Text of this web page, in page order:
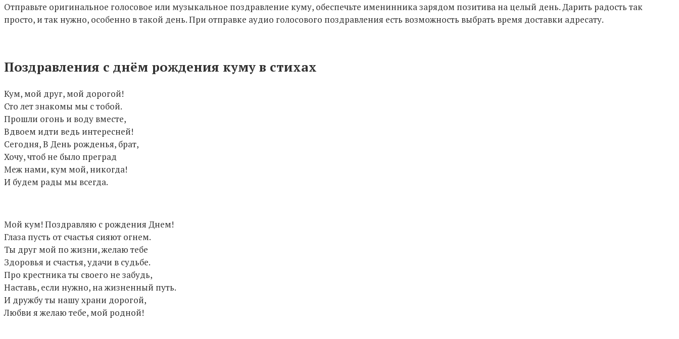
Отправьте оригинальное голосовое или музыкальное поздравление куму, обеспечьте именинника зарядом позитива на целый день. Дарить радость так
просто, и так нужно, особенно в такой день. При отправке аудио голосового поздравления есть возможность выбрать время доставки адресату.
Поздравления с днём рождения куму в стихах
Кум, мой друг, мой дорогой!
Сто лет знакомы мы с тобой.
Прошли огонь и воду вместе,
Вдвоем идти ведь интересней!
Сегодня, В День рожденья, брат,
Хочу, чтоб не было преград
Меж нами, кум мой, никогда!
И будем рады мы всегда.
Мой кум! Поздравляю с рождения Днем!
Глаза пусть от счастья сияют огнем.
Ты друг мой по жизни, желаю тебе
Здоровья и счастья, удачи в судьбе.
Про крестника ты своего не забудь,
Наставь, если нужно, на жизненный путь.
И дружбу ты нашу храни дорогой,
Любви я желаю тебе, мой родной!